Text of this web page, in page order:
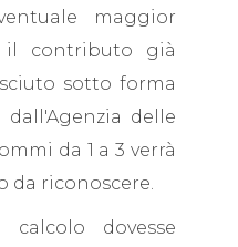
maggior
il contributo già
sotto forma
delle
da 1 a 3 verrà
da riconoscere.
calcolo dovesse